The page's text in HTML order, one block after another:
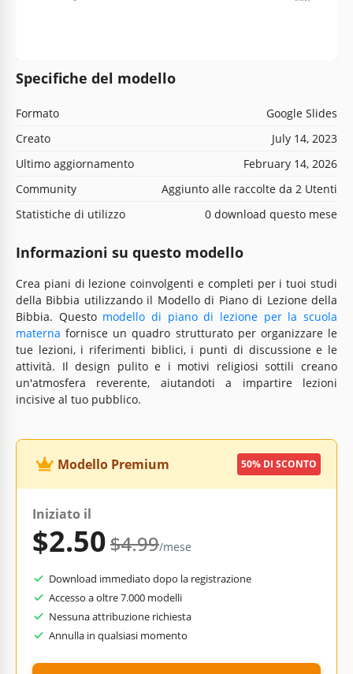
Specifiche del modello
Formato
Google Slides
Creato
July 14, 2023
Ultimo aggiornamento
February 14, 2026
Community
Aggiunto alle raccolte da 2 Utenti
Statistiche di utilizzo
0 download questo mese
Informazioni su questo modello
Crea piani di lezione coinvolgenti e completi per i tuoi studi
della Bibbia utilizzando il Modello di Piano di Lezione della
Bibbia. Questo modello di piano di lezione per la scuola
materna fornisce un quadro strutturato per organizzare le
tue lezioni, i riferimenti biblici, i punti di discussione e le
attività. Il design pulito e i motivi religiosi sottili creano
un'atmosfera reverente, aiutandoti a impartire lezioni
incisive al tuo pubblico.
Modello Premium 50% DI SCONTO
Iniziato il
$2.50$4.99/mese
Download immediato dopo la registrazione
Accesso a oltre 7.000 modelli
Nessuna attribuzione richiesta
Annulla in qualsiasi momento